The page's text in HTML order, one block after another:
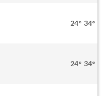
24° 34°
24° 34°